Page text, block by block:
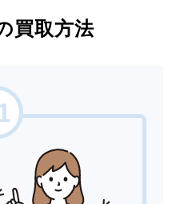
買取方法